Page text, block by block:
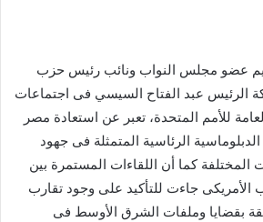
عضو مجلس النواب ونائب رئيس حزب
الرئيس عبد الفتاح السيسي فى اجتماعات
للجمعية العامة للأمم المتحدة، تعبر عن استعادة مصر
الرئاسية المتمثلة فى جهود
كما أن اللقاءات المستمرة بين
الأمريكى جاءت للتأكيد على وجود تقارب
بقضايا وملفات الشرق الأوسط فى